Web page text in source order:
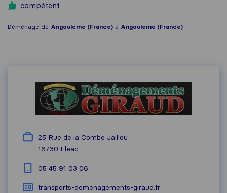
compétent
Déménagé de Angouleme (France) à Angouleme (France)
25 Rue de la Combe Jaillou
16730 Fleac
05 45 91 03 06
transports-demenagements-giraud.fr